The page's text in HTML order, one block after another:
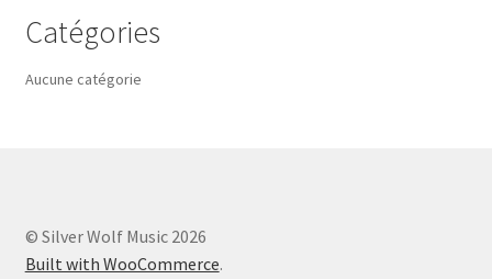
Catégories
Aucune catégorie
© Silver Wolf Music 2026
Built with WooCommerce.